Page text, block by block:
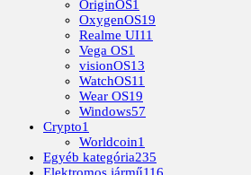
OriginOS1
OxygenOS19
Realme UI11
Vega OS1
visionOS13
WatchOS11
Wear OS19
Windows57
Crypto1
Worldcoin1
Egyéb kategória235